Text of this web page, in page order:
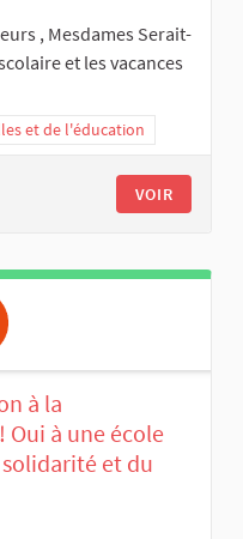
, Mesdames Serait-
et les vacances
et de l'éducation
VOIR
à la
à une école
et du